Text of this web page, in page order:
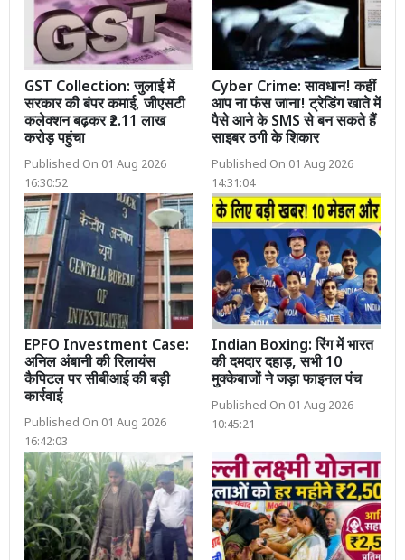
GST Collection: जुलाई में
सरकार की बंपर कमाई, जीएसटी
कलेक्शन बढ़कर ₹2.11 लाख
करोड़ पहुंचा
Published On 01 Aug 2026
16:30:52
Cyber Crime: सावधान! कहीं
आप ना फंस जाना! ट्रेडिंग खाते में
पैसे आने के SMS से बन सकते हैं
साइबर ठगी के शिकार
Published On 01 Aug 2026
14:31:04
EPFO Investment Case:
अनिल अंबानी की रिलायंस
कैपिटल पर सीबीआई की बड़ी
कार्रवाई
Published On 01 Aug 2026
16:42:03
Indian Boxing: रिंग में भारत
की दमदार दहाड़, सभी 10
मुक्केबाजों ने जड़ा फाइनल पंच
Published On 01 Aug 2026
10:45:21